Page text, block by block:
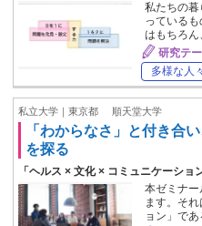
私たちの
っている
はもちろ
研究テ
多様な人
私立大学｜東京都 順天堂大学
「わからなさ」と付き合
を探る
「ヘルス × 文化 × コミュニケーショ
本ゼミナー
ます。そ
ョン」で